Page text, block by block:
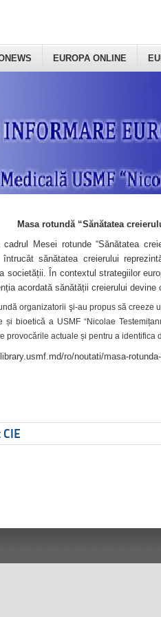
EUROPA ONLINE
Masa rotundă “Sănătatea
Mesei rotunde “Sănătatea
sănătatea creierului
societății. În contextul strategiilor
acordată sănătății creierului devine
organizatorii şi-au propus să
și bioetică a USMF “Nicolae
provocările actuale și pentru a
ro/noutati/masa-